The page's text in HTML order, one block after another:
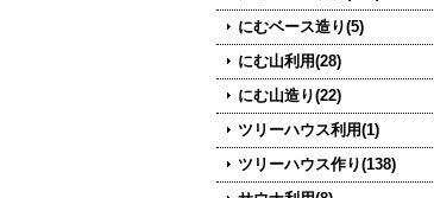
にむベース造り(5)
にむ山利用(28)
にむ山造り(22)
ツリーハウス利用(1)
ツリーハウス作り(138)